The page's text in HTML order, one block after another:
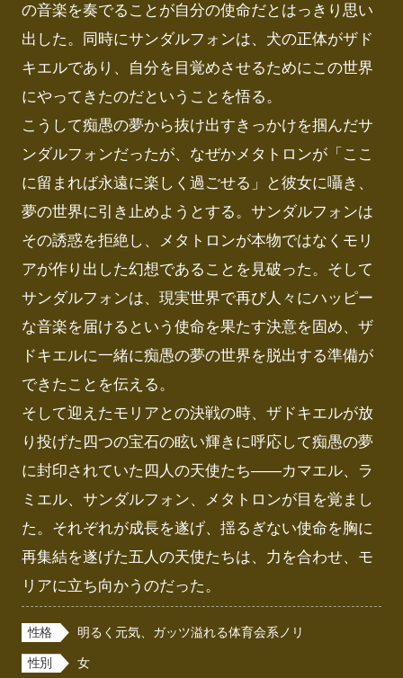
の音楽を奏でることが自分の使命だとはっきり思い
出した。同時にサンダルフォンは、犬の正体がザド
キエルであり、自分を目覚めさせるためにこの世界
にやってきたのだということを悟る。
こうして痴愚の夢から抜け出すきっかけを掴んだサ
ンダルフォンだったが、なぜかメタトロンが「ここ
に留まれば永遠に楽しく過ごせる」と彼女に囁き、
夢の世界に引き止めようとする。サンダルフォンは
その誘惑を拒絶し、メタトロンが本物ではなくモリ
アが作り出した幻想であることを見破った。そして
サンダルフォンは、現実世界で再び人々にハッピー
な音楽を届けるという使命を果たす決意を固め、ザ
ドキエルに一緒に痴愚の夢の世界を脱出する準備が
できたことを伝える。
そして迎えたモリアとの決戦の時、ザドキエルが放
り投げた四つの宝石の眩い輝きに呼応して痴愚の夢
に封印されていた四人の天使たち――カマエル、ラ
ミエル、サンダルフォン、メタトロンが目を覚まし
た。それぞれが成長を遂げ、揺るぎない使命を胸に
再集結を遂げた五人の天使たちは、力を合わせ、モ
リアに立ち向かうのだった。
性格 明るく元気、ガッツ溢れる体育会系ノリ
性別 女